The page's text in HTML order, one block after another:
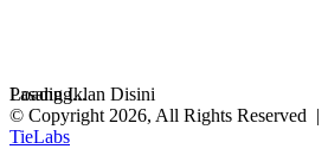
Loading...
Pasang Iklan Disini
© Copyright 2026, All Rights Reserved |
TieLabs